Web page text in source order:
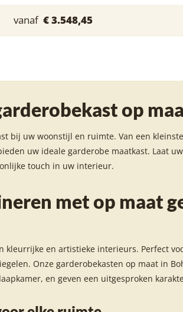
vanaf € 3.548,45
op
bij uw woonstijl en ruimte. Van een
uw ideale garderobe maatkast. Laat
touch in uw interieur.
met op maat
kleurrijke en artistieke interieurs. Perfect
Onze garderobekasten op maat in
en geven een uitgesproken